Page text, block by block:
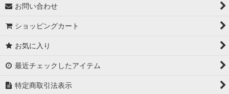
お問い合わせ
ショッピングカート
お気に入り
最近チェックしたアイテム
特定商取引法表示